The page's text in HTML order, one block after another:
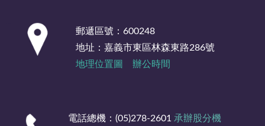
郵遞區號：600248
地址：嘉義市東區林森東路286號
地理位置圖
辦公時間
電話總機：(05)278-2601 承辦股分機